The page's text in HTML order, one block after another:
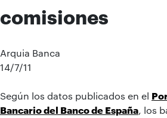
comisiones
Arquia Banca
14/7/11
Según los datos publicados en el
Bancario del Banco de España, los